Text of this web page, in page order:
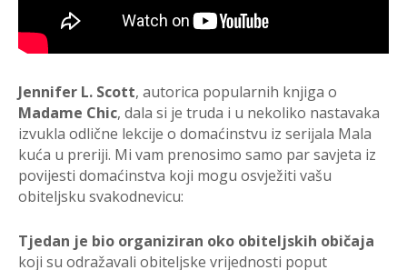
Jennifer L. Scott, autorica popularnih knjiga o
Madame Chic, dala si je truda i u nekoliko nastavaka
izvukla odlične lekcije o domaćinstvu iz serijala Mala
kuća u preriji. Mi vam prenosimo samo par savjeta iz
povijesti domaćinstva koji mogu osvježiti vašu
obiteljsku svakodnevicu:
Tjedan je bio organiziran oko obiteljskih običaja
koji su odražavali obiteljske vrijednosti poput